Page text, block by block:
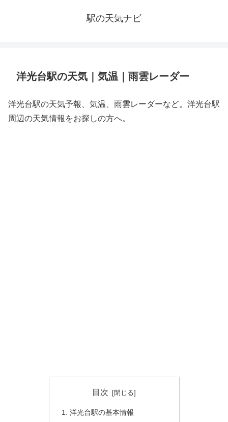
駅の天気ナビ
洋光台駅の天気｜気温｜雨雲レーダー
洋光台駅の天気予報、気温、雨雲レーダーなど。洋光台駅
周辺の天気情報をお探しの方へ。
目次
洋光台駅の基本情報